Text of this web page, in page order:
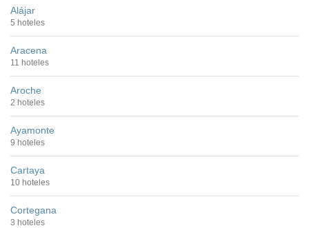
Alájar
5 hoteles
Aracena
11 hoteles
Aroche
2 hoteles
Ayamonte
9 hoteles
Cartaya
10 hoteles
Cortegana
3 hoteles